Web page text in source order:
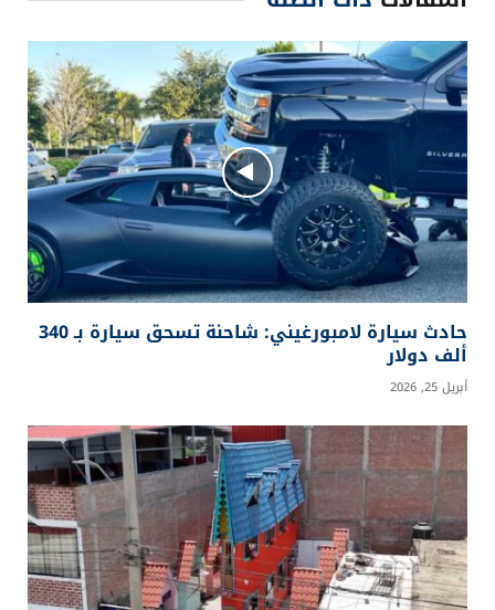
حادث سيارة لامبورغيني: شاحنة تسحق سيارة بـ 340
ألف دولار
أبريل 25, 2026